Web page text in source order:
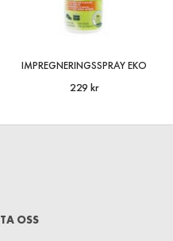
IMPREGNERINGSSPRAY EKO
229 kr
OSS